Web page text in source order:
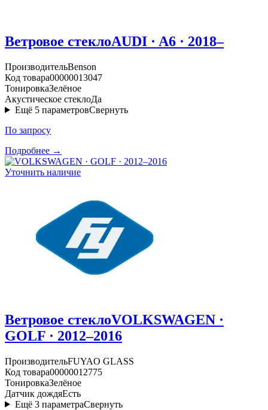
Ветровое стеклоAUDI · A6 · 2018–
ПроизводительBenson
Код товара00000013047
ТонировкаЗелёное
Акустическое стеклоДа
Ещё 5 параметровСвернуть
По запросу
Подробнее →
Уточнить наличие
Ветровое стеклоVOLKSWAGEN ·
GOLF · 2012–2016
ПроизводительFUYAO GLASS
Код товара00000012775
ТонировкаЗелёное
Датчик дождяЕсть
Ещё 3 параметраСвернуть